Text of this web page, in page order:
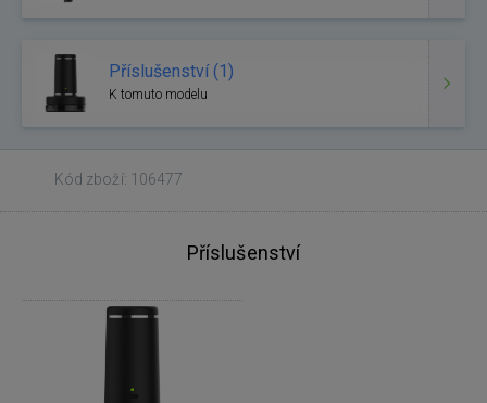
Příslušenství (1)
K tomuto modelu
Kód zboží: 106477
Příslušenství